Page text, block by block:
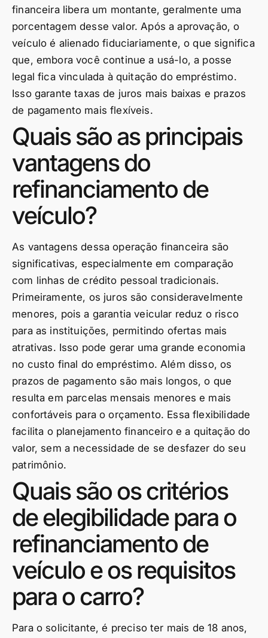
financeira libera um montante, geralmente uma
porcentagem desse valor. Após a aprovação, o
veículo é alienado fiduciariamente, o que significa
que, embora você continue a usá-lo, a posse
legal fica vinculada à quitação do empréstimo.
Isso garante taxas de juros mais baixas e prazos
de pagamento mais flexíveis.
Quais são as principais
vantagens do
refinanciamento de
veículo?
As vantagens dessa operação financeira são
significativas, especialmente em comparação
com linhas de crédito pessoal tradicionais.
Primeiramente, os juros são consideravelmente
menores, pois a garantia veicular reduz o risco
para as instituições, permitindo ofertas mais
atrativas. Isso pode gerar uma grande economia
no custo final do empréstimo. Além disso, os
prazos de pagamento são mais longos, o que
resulta em parcelas mensais menores e mais
confortáveis para o orçamento. Essa flexibilidade
facilita o planejamento financeiro e a quitação do
valor, sem a necessidade de se desfazer do seu
patrimônio.
Quais são os critérios
de elegibilidade para o
refinanciamento de
veículo e os requisitos
para o carro?
Para o solicitante, é preciso ter mais de 18 anos,